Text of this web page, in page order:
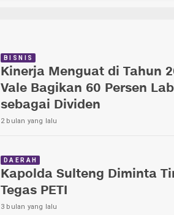
BISNIS
Kinerja Menguat di Tahun
Vale Bagikan 60 Persen
sebagai Dividen
2 bulan yang lalu
DAERAH
Kapolda Sulteng Diminta
Tegas PETI
3 bulan yang lalu